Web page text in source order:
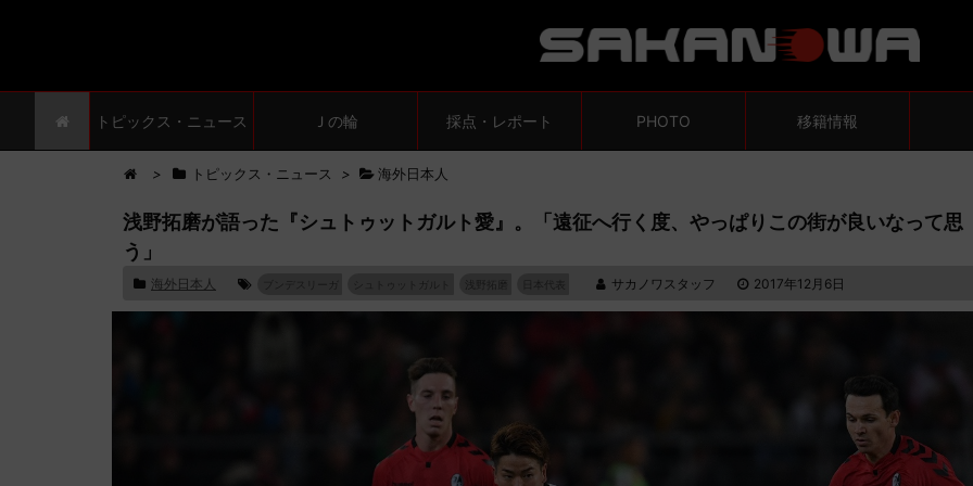
トピックス・ニュース Ｊの輪 採点・レポート PHOTO 移籍情報
> トピックス・ニュース > 海外日本人
浅野拓磨が語った『シュトゥットガルト愛』。「遠征へ行く度、やっぱりこの街が良いなって思
う」
海外日本人 浅野拓磨 サカノワスタッフ 2017年12月6日